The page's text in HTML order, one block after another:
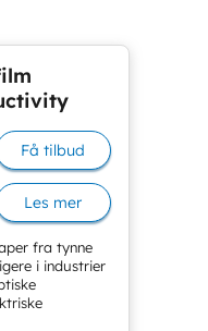
fra tynne
i industrier
Få tilbud
Les mer